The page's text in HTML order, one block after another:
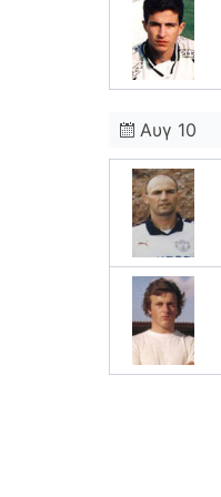
Αυγ 10